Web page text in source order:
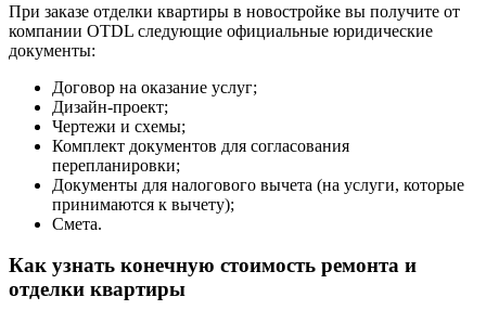
При заказе отделки квартиры в новостройке вы получите от
компании OTDL следующие официальные юридические
документы:
Договор на оказание услуг;
Дизайн-проект;
Чертежи и схемы;
Комплект документов для согласования
перепланировки;
Документы для налогового вычета (на услуги, которые
принимаются к вычету);
Смета.
Как узнать конечную стоимость ремонта и
отделки квартиры